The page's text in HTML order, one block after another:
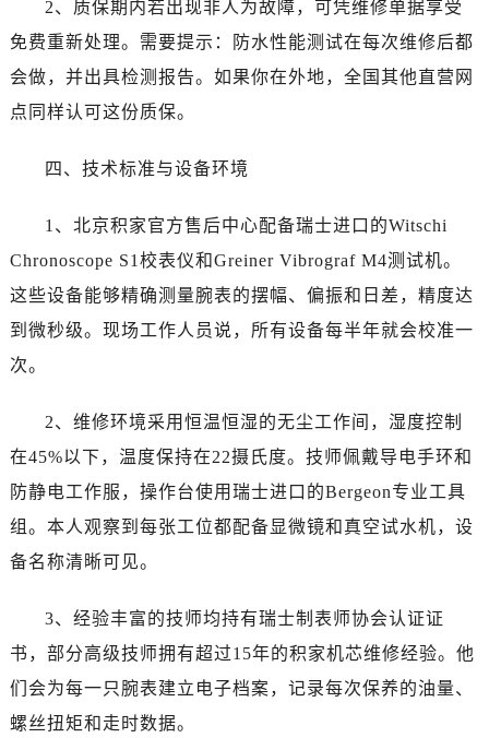
2、质保期内若出现非人为故障，可凭维修单据享受
免费重新处理。需要提示：防水性能测试在每次维修后都
会做，并出具检测报告。如果你在外地，全国其他直营网
点同样认可这份质保。
四、技术标准与设备环境
1、北京积家官方售后中心配备瑞士进口的Witschi
Chronoscope S1校表仪和Greiner Vibrograf M4测试机。
这些设备能够精确测量腕表的摆幅、偏振和日差，精度达
到微秒级。现场工作人员说，所有设备每半年就会校准一
次。
2、维修环境采用恒温恒湿的无尘工作间，湿度控制
在45%以下，温度保持在22摄氏度。技师佩戴导电手环和
防静电工作服，操作台使用瑞士进口的Bergeon专业工具
组。本人观察到每张工位都配备显微镜和真空试水机，设
备名称清晰可见。
3、经验丰富的技师均持有瑞士制表师协会认证证
书，部分高级技师拥有超过15年的积家机芯维修经验。他
们会为每一只腕表建立电子档案，记录每次保养的油量、
螺丝扭矩和走时数据。